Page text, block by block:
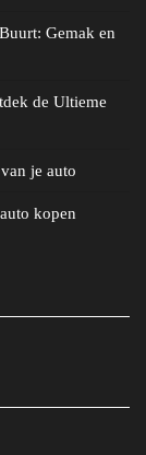
Gemak en
de Ultieme
je auto
kopen